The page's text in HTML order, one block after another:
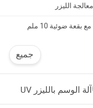
جميع
آلة الوسم بالليزر UV